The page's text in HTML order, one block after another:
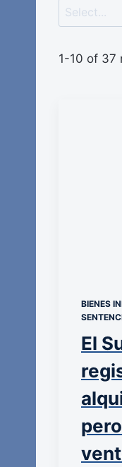
1-10 of 37
BIENES
El